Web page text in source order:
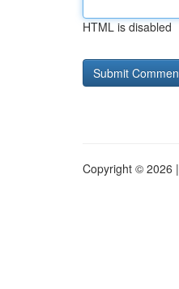
HTML is disabled
Copyright © 2026 |